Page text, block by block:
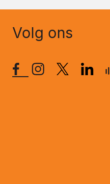
Volg ons